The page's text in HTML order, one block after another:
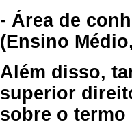
- Área de
(Ensino
Além disso,
superior
sobre o termo